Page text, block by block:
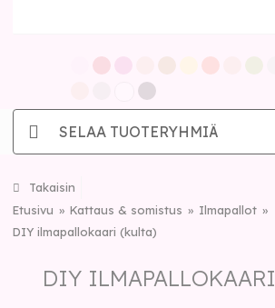
SELAA TUOTERYHMIÄ
Takaisin
Etusivu
Kattaus & somistus
Ilmapallot
DIY ilmapallokaari (kulta)
DIY